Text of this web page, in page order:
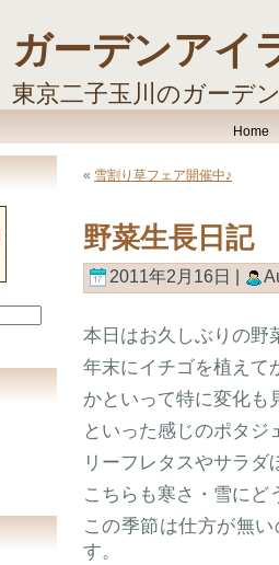
ガーデンアイ
東京二子玉川のガーデ
Home
« 雪割り草フェア開催中♪
野菜生長日記
2011年2月16日 |
本日はお久しぶりの野
年末にイチゴを植えて
かといって特に変化も
といった感じのポタジ
リーフレタスやサラ
こちらも寒さ・雪にど
この季節は仕方が無
す。